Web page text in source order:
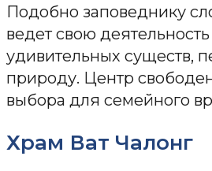
Подобно заповеднику
ведет свою
удивительных существ,
природу. Центр
выбора для семейного
Храм Ват Чалонг